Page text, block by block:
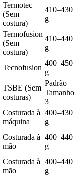
Termotec
(Sem
costura)
410–430
g
Termofusion
(Sem
costura)
410–440
g
Tecnofusion
400–450
g
TSBE (Sem
costuras)
Padrão
Tamanho
3
Costurada à
máquina
400–430
g
Costurada à
mão
400–440
g
Costurada à
mão
400–440
g